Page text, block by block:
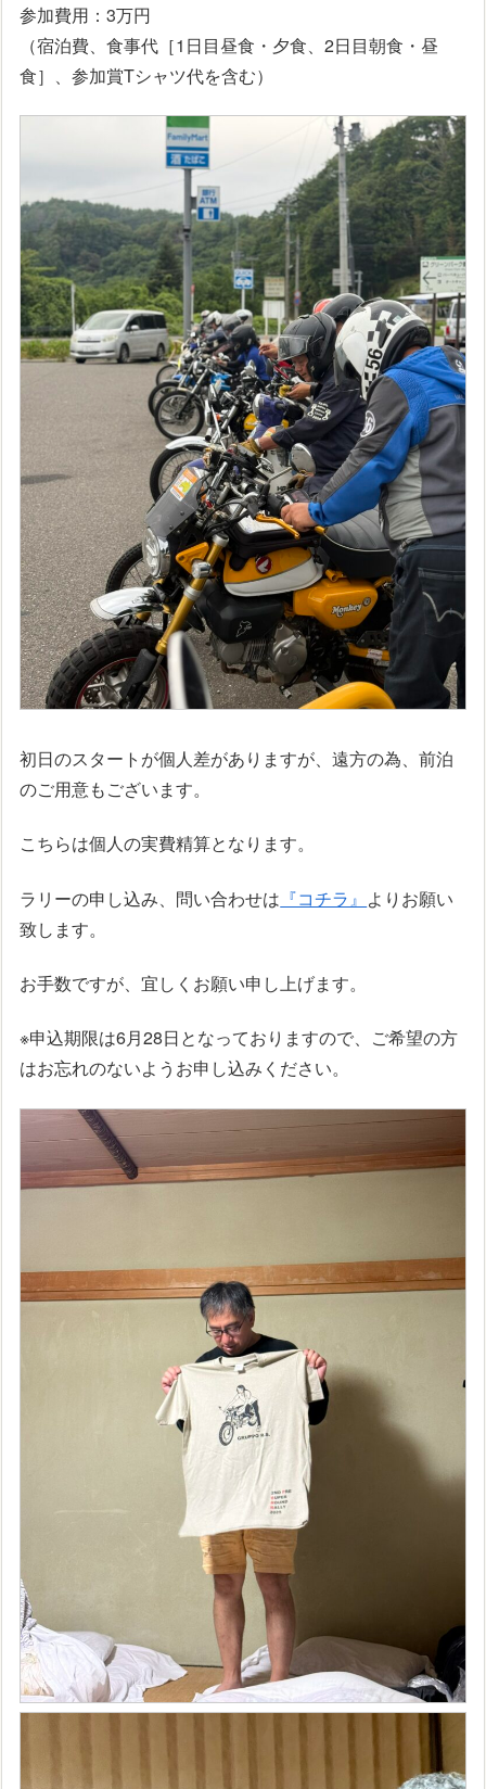
参加費用：3万円
（宿泊費、食事代［1日目昼食・夕食、2日目朝食・昼
食］、参加賞Tシャツ代を含む）
初日のスタートが個人差がありますが、遠方の為、前泊
のご用意もございます。
こちらは個人の実費精算となります。
ラリーの申し込み、問い合わせは 『コチラ』 よりお願い
致します。
お手数ですが、宜しくお願い申し上げます。
※申込期限は6月28日となっておりますので、ご希望の方
はお忘れのないようお申し込みください。